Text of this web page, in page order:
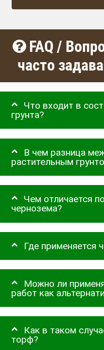
FAQ /
часто
Что входит в
грунта?
В чем разница
растительным
Чем отличается
чернозема?
Где применяется
Можно ли
работ как
Как в таком
торф?